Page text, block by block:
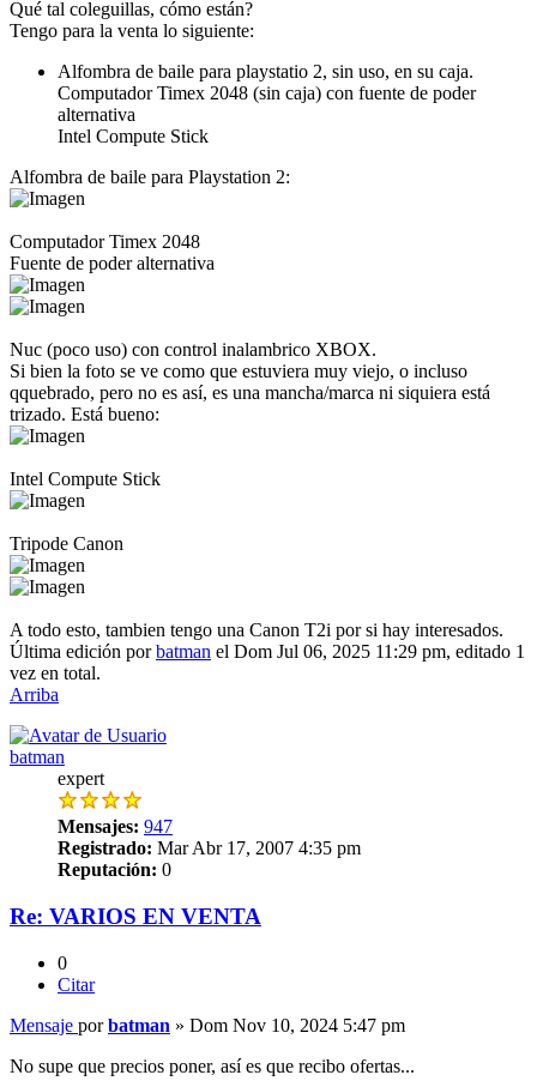
Qué tal coleguillas, cómo están?
Tengo para la venta lo siguiente:
Alfombra de baile para playstatio 2, sin uso, en su caja.
Computador Timex 2048 (sin caja) con fuente de poder
alternativa
Intel Compute Stick
Alfombra de baile para Playstation 2:
Computador Timex 2048
Fuente de poder alternativa
Nuc (poco uso) con control inalambrico XBOX.
Si bien la foto se ve como que estuviera muy viejo, o incluso
qquebrado, pero no es así, es una mancha/marca ni siquiera está
trizado. Está bueno:
Intel Compute Stick
Tripode Canon
A todo esto, tambien tengo una Canon T2i por si hay interesados.
Última edición porbatman el Dom Jul 06, 2025 11:29 pm, editado 1
vez en total.
Arriba
batman
expert
Mensajes: 947
Registrado: Mar Abr 17, 2007 4:35 pm
Reputación: 0
Re: VARIOS EN VENTA
0
Citar
Mensaje porbatman » Dom Nov 10, 2024 5:47 pm
No supe que precios poner, así es que recibo ofertas...